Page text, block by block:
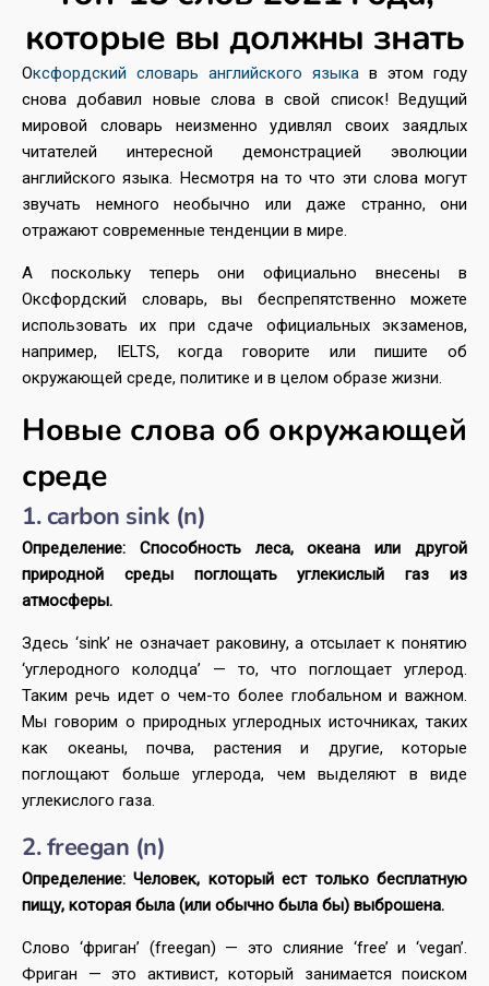
которые вы должны знать
Оксфордский словарь английского языка в этом году
снова добавил новые слова в свой список! Ведущий
мировой словарь неизменно удивлял своих заядлых
читателей интересной демонстрацией эволюции
английского языка. Несмотря на то что эти слова могут
звучать немного необычно или даже странно, они
отражают современные тенденции в мире.
А поскольку теперь они официально внесены в
Оксфордский словарь, вы беспрепятственно можете
использовать их при сдаче официальных экзаменов,
например, IELTS, когда говорите или пишите об
окружающей среде, политике и в целом образе жизни.
Новые слова об окружающей
среде
1. carbon sink (n)
Определение: Способность леса, океана или другой
природной среды поглощать углекислый газ из
атмосферы.
Здесь ‘sink’ не означает раковину, а отсылает к понятию
‘углеродного колодца’ — то, что поглощает углерод.
Таким речь идет о чем-то более глобальном и важном.
Мы говорим о природных углеродных источниках, таких
как океаны, почва, растения и другие, которые
поглощают больше углерода, чем выделяют в виде
углекислого газа.
2. freegan (n)
Определение: Человек, который ест только бесплатную
пищу, которая была (или обычно была бы) выброшена.
Слово ‘фриган’ (freegan) — это слияние ‘free’ и ‘vegan’.
Фриган — это активист, который занимается поиском